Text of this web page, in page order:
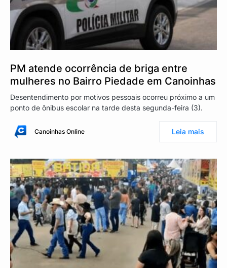
PM atende ocorrência de briga entre
mulheres no Bairro Piedade em Canoinhas
Desentendimento por motivos pessoais ocorreu próximo a um
ponto de ônibus escolar na tarde desta segunda-feira (3).
Canoinhas Online Leia mais